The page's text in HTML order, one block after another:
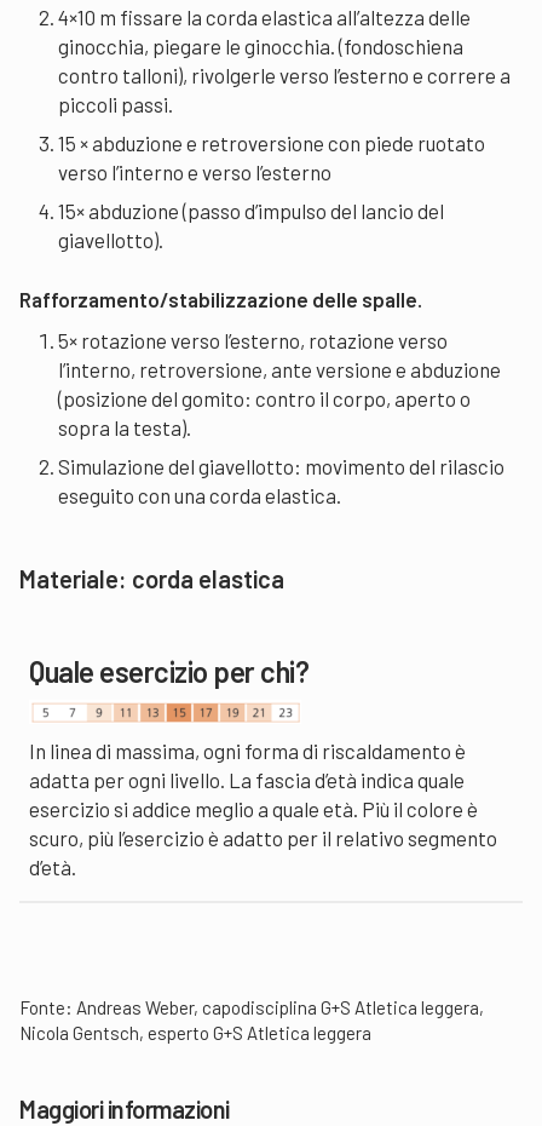
4×10 m fissare la corda elastica all’altezza delle
ginocchia, piegare le ginocchia. (fondoschiena
contro talloni), rivolgerle verso l’esterno e correre a
piccoli passi.
15 × abduzione e retroversione con piede ruotato
verso l’interno e verso l’esterno
15× abduzione (passo d’impulso del lancio del
giavellotto).
Rafforzamento/stabilizzazione delle spalle.
5× rotazione verso l’esterno, rotazione verso
l’interno, retroversione, ante versione e abduzione
(posizione del gomito: contro il corpo, aperto o
sopra la testa).
Simulazione del giavellotto: movimento del rilascio
eseguito con una corda elastica.
Materiale: corda elastica
Quale esercizio per chi?
In linea di massima, ogni forma di riscaldamento è
adatta per ogni livello. La fascia d’età indica quale
esercizio si addice meglio a quale età. Più il colore è
scuro, più l’esercizio è adatto per il relativo segmento
d’età.
Fonte: Andreas Weber, capodisciplina G+S Atletica leggera,
Nicola Gentsch, esperto G+S Atletica leggera
Maggiori informazioni